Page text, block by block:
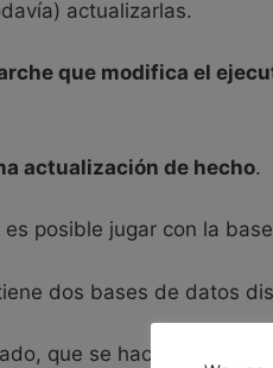
actualizarlas.
que modifica el
actualización de hecho.
es posible jugar con la
dos bases de datos
que se hace por el